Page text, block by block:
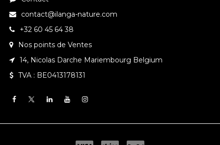
contact@ilanga-nature.com
+32 60 45 64 38
Nos points de Ventes
14, Nicolas Darche Mariembourg Belgium
TVA : BE0413178131